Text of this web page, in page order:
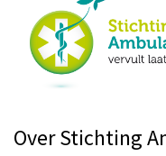
Over Stichting